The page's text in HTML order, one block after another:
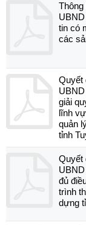
Thông
tin có
các
Quyết
giải
lĩnh
quản
tỉnh
Quyết
đủ
trình
dựng